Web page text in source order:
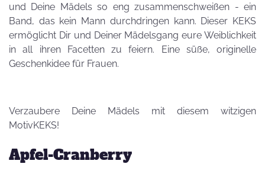
und Deine Mädels so eng zusammenschweißen - ein
Band, das kein Mann durchdringen kann. Dieser KEKS
ermöglicht Dir und Deiner Mädelsgang eure Weiblichkeit
in all ihren Facetten zu feiern. Eine süße, originelle
Geschenkidee für Frauen.
Verzaubere Deine Mädels mit diesem witzigen
MotivKEKS!
Apfel-Cranberry